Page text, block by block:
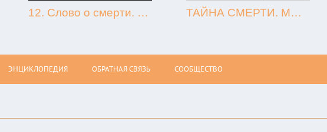
12. Слово о смерти. Игнатий Брянчанинов. ТАЙНА СМЕРТИ. МЫТАРСТВА. ВОСКРЕСЕНИЕ (Олег Стеняев)
ЭНЦИКЛОПЕДИЯ ОБРАТНАЯ СВЯЗЬ СООБЩЕСТВО